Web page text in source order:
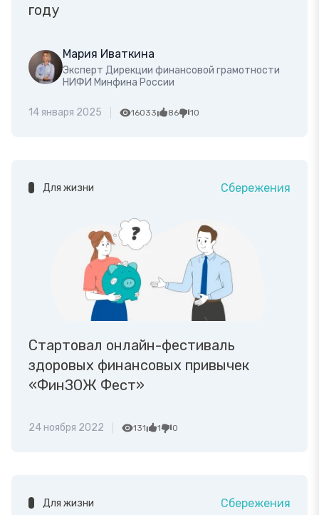
году
Мария Иваткина
Эксперт Дирекции финансовой грамотности
НИФИ Минфина России
14 января 2025 16033 86 10
Для жизни Сбережения
Стартовал онлайн-фестиваль
здоровых финансовых привычек
«ФинЗОЖ Фест»
24 ноября 2022 131 1 0
Для жизни Сбережения